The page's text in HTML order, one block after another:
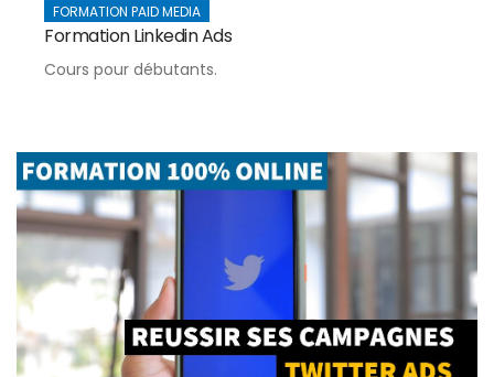
FORMATION PAID MEDIA
Formation Linkedin Ads
Cours pour débutants.